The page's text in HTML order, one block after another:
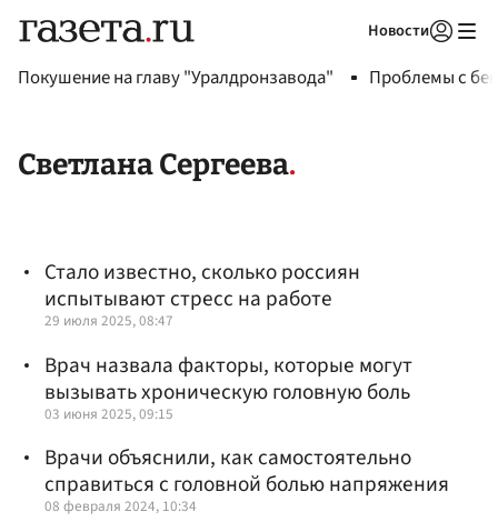
Новости
Покушение на главу "Уралдронзавода" Проблемы с
Светлана Сергеева
Стало известно, сколько россиян
испытывают стресс на работе
29 июля 2025, 08:47
Врач назвала факторы, которые могут
вызывать хроническую головную боль
03 июня 2025, 09:15
Врачи объяснили, как самостоятельно
справиться с головной болью напряжения
08 февраля 2024, 10:34